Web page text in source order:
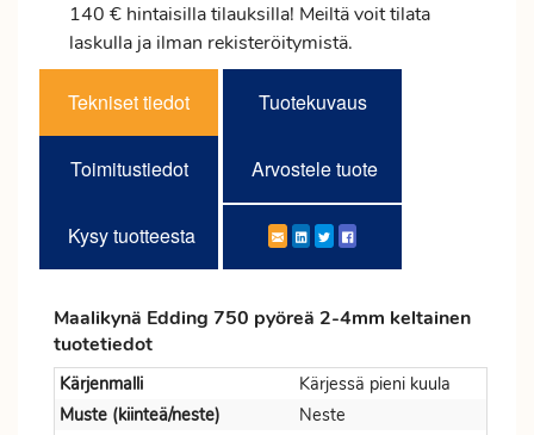
140 € hintaisilla tilauksilla! Meiltä voit tilata
laskulla ja ilman rekisteröitymistä.
Tekniset tiedot Tuotekuvaus
Toimitustiedot Arvostele tuote
Kysy tuotteesta
Maalikynä Edding 750 pyöreä 2-4mm keltainen
tuotetiedot
Kärjenmalli
Kärjessä pieni kuula
Muste (kiinteä/neste)
Neste